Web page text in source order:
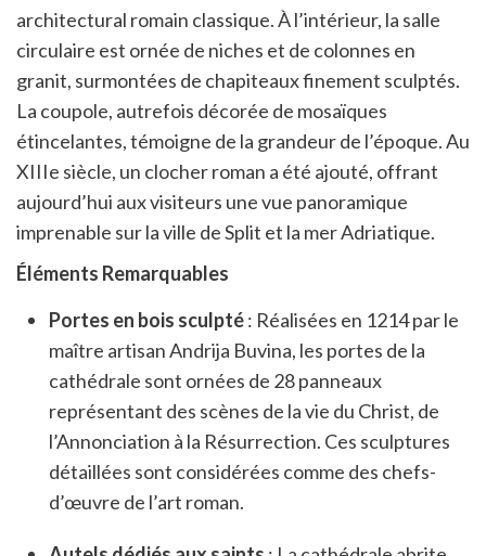
architectural romain classique. À l’intérieur, la salle
circulaire est ornée de niches et de colonnes en
granit, surmontées de chapiteaux finement sculptés.
La coupole, autrefois décorée de mosaïques
étincelantes, témoigne de la grandeur de l’époque. Au
XIIIe siècle, un clocher roman a été ajouté, offrant
aujourd’hui aux visiteurs une vue panoramique
imprenable sur la ville de Split et la mer Adriatique.
Éléments Remarquables
Portes en bois sculpté: Réalisées en 1214 par le
maître artisan Andrija Buvina, les portes de la
cathédrale sont ornées de 28 panneaux
représentant des scènes de la vie du Christ, de
l’Annonciation à la Résurrection. Ces sculptures
détaillées sont considérées comme des chefs-
d’œuvre de l’art roman.